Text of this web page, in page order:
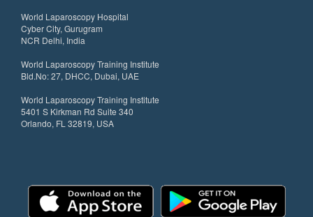
World Laparoscopy Hospital
Cyber City, Gurugram
NCR Delhi, India
World Laparoscopy Training Institute
Bld.No: 27, DHCC, Dubai, UAE
World Laparoscopy Training Institute
5401 S Kirkman Rd Suite 340
Orlando, FL 32819, USA